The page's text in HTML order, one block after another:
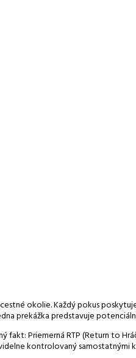
okolie. Každý pokus
prekážka predstavuje
Priemerná RTP (Return to
kontrolovaný samostatnými